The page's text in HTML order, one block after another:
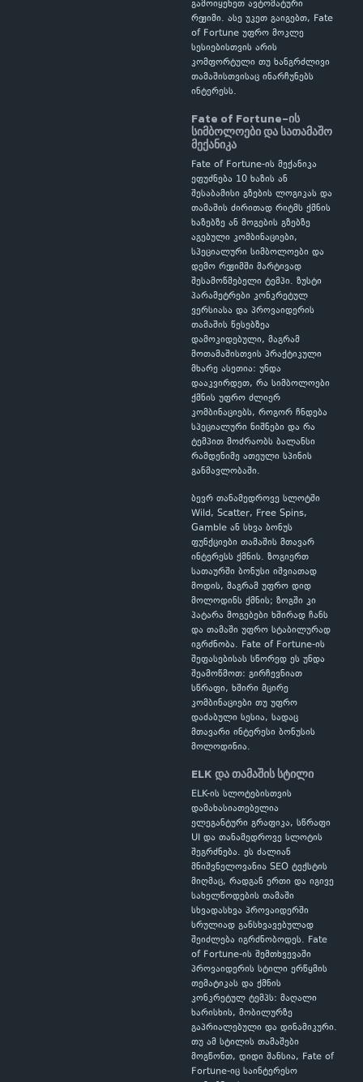
გამოიყენეთ ავტომატური
რეჟიმი. ასე უკეთ გაიგებთ, Fate
of Fortune უფრო მოკლე
სესიებისთვის არის
კომფორტული თუ ხანგრძლივი
თამაშისთვისაც ინარჩუნებს
ინტერესს.
Fate of Fortune-ის
სიმბოლოები და სათამაშო
მექანიკა
Fate of Fortune-ის მექანიკა
ეფუძნება 10 ხაზის ან
შესაბამისი გზების ლოგიკას და
თამაშის ძირითად რიტმს ქმნის
ხაზებზე ან მოგების გზებზე
აგებული კომბინაციები,
სპეციალური სიმბოლოები და
დემო რეჟიმში მარტივად
შესამოწმებელი ტემპი. ზუსტი
პარამეტრები კონკრეტულ
ვერსიასა და პროვაიდერის
თამაშის წესებზეა
დამოკიდებული, მაგრამ
მოთამაშისთვის პრაქტიკული
მხარე ასეთია: უნდა
დააკვირდეთ, რა სიმბოლოები
ქმნის უფრო ძლიერ
კომბინაციებს, როგორ ჩნდება
სპეციალური ნიშნები და რა
ტემპით მოძრაობს ბალანსი
რამდენიმე ათეული სპინის
განმავლობაში.
ბევრ თანამედროვე სლოტში
Wild, Scatter, Free Spins,
Gamble ან სხვა ბონუს
ფუნქციები თამაშის მთავარ
ინტერესს ქმნის. ზოგიერთ
სათაურში ბონუსი იშვიათად
მოდის, მაგრამ უფრო დიდ
მოლოდინს ქმნის; ზოგში კი
პატარა მოგებები ხშირად ჩანს
და თამაში უფრო სტაბილურად
იგრძნობა. Fate of Fortune-ის
შეფასებისას სწორედ ეს უნდა
შეამოწმოთ: გირჩევნიათ
სწრაფი, ხშირი მცირე
კომბინაციები თუ უფრო
დაძაბული სესია, სადაც
მთავარი ინტერესი ბონუსის
მოლოდინია.
ELK და თამაშის სტილი
ELK-ის სლოტებისთვის
დამახასიათებელია
ელეგანტური გრაფიკა, სწრაფი
UI და თანამედროვე სლოტის
შეგრძნება. ეს ძალიან
მნიშვნელოვანია SEO ტექსტის
მიღმაც, რადგან ერთი და იგივე
სახელწოდების თამაში
სხვადასხვა პროვაიდერში
სრულიად განსხვავებულად
შეიძლება იგრძნობოდეს. Fate
of Fortune-ის შემთხვევაში
პროვაიდერის სტილი ერწყმის
თემატიკას და ქმნის
კონკრეტულ ტემპს: მაღალი
ხარისხის, მობილურზე
გაპრიალებული და დინამიკური.
თუ ამ სტილის თამაშები
მოგწონთ, დიდი შანსია, Fate of
Fortune-იც საინტერესო